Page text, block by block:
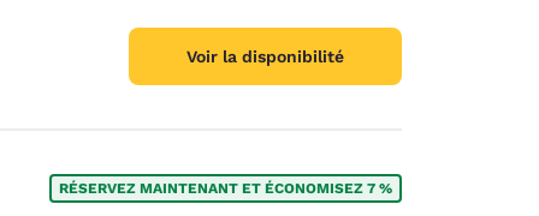
Voir la disponibilité
RÉSERVEZ MAINTENANT ET ÉCONOMISEZ 7 %